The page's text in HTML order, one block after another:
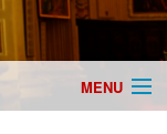
MENU